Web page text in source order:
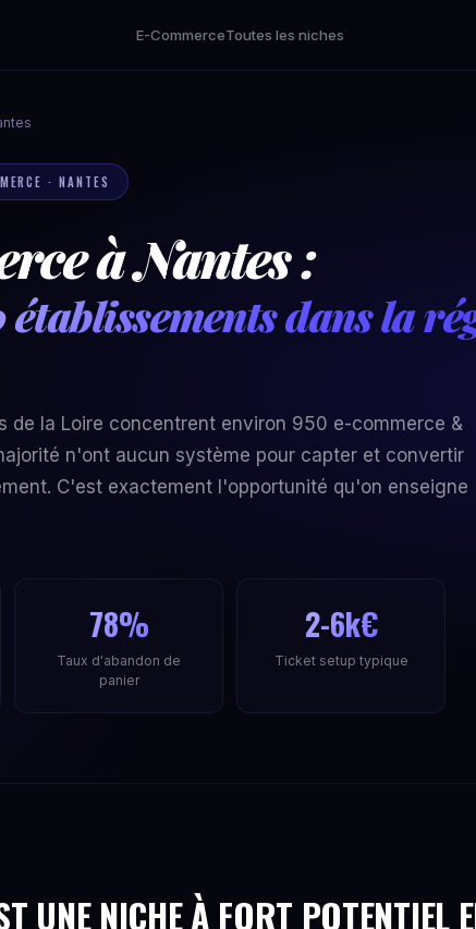
E-CommerceToutes les niches
· NANTES
à Nantes :
dans la
de la Loire concentrent environ 950 e-commerce &
n'ont aucun système pour capter et convertir
C'est exactement l'opportunité qu'on enseigne
78%
Taux d'abandon de
panier
2-6k€
Ticket setup typique
UNE NICHE À FORT POTENTIEL